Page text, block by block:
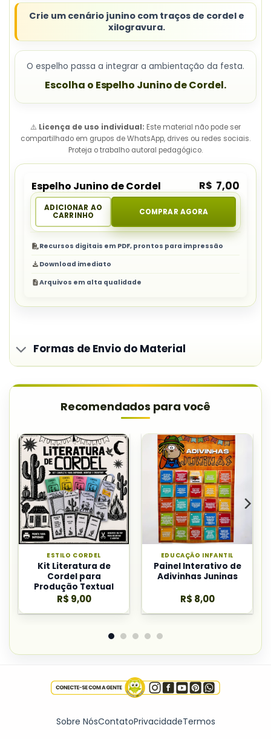
Crie um cenário junino com traços de cordel e
xilogravura.
O espelho passa a integrar a ambientação da festa.
Escolha o Espelho Junino de Cordel.
⚠️ Licença de uso individual: Este material não pode ser
compartilhado em grupos de WhatsApp, drives ou redes sociais.
Proteja o trabalho autoral pedagógico.
Espelho Junino de Cordel R$ 7,00
ADICIONAR AO
CARRINHO
COMPRAR AGORA
Recursos digitais em PDF, prontos para impressão
Download imediato
Arquivos em alta qualidade
Formas de Envio do Material
Recomendados para você
ESTILO CORDEL
Kit Literatura de
Cordel para
Produção Textual
R$ 9,00
EDUCAÇÃO INFANTIL
Painel Interativo de
Adivinhas Juninas
R$ 8,00
Sobre NósContatoPrivacidadeTermos